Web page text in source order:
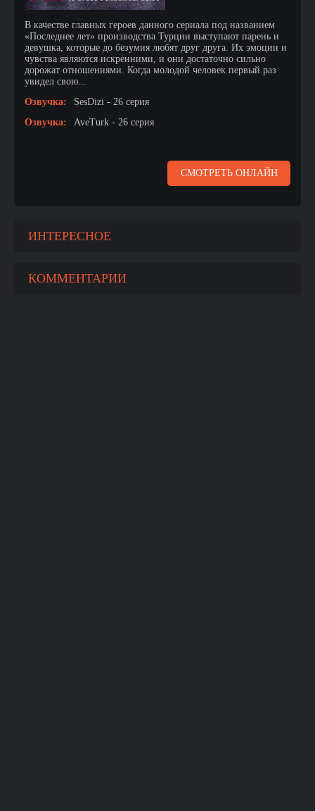
В качестве главных героев данного сериала под названием
«Последнее лет» производства Турции выступают парень и
девушка, которые до безумия любят друг друга. Их эмоции и
чувства являются искренними, и они достаточно сильно
дорожат отношениями. Когда молодой человек первый раз
увидел свою...
Озвучка:
SesDizi - 26 серия
Озвучка:
AveTurk - 26 серия
СМОТРЕТЬ ОНЛАЙН
ИНТЕРЕСНОЕ
КОММЕНТАРИИ